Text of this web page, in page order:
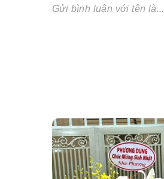
Gửi bình luận với tên là...